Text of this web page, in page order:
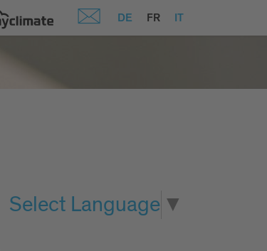
DE FR IT
Select Language ▼